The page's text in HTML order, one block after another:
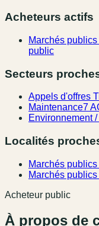
Acheteurs actifs
Marchés
public
Secteurs
Appels d'offres
Maintenance7
Environnement
Localités
Marchés
Marchés
Acheteur public
À propos de